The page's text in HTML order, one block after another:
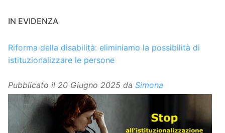
IN EVIDENZA
Riforma della disabilità: eliminiamo la possibilità di
istituzionalizzare le persone
Pubblicato il 20 Giugno 2025 da Simona